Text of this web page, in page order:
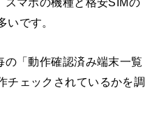
いです。
「動作確認済み端末一覧
チェックされているかを調